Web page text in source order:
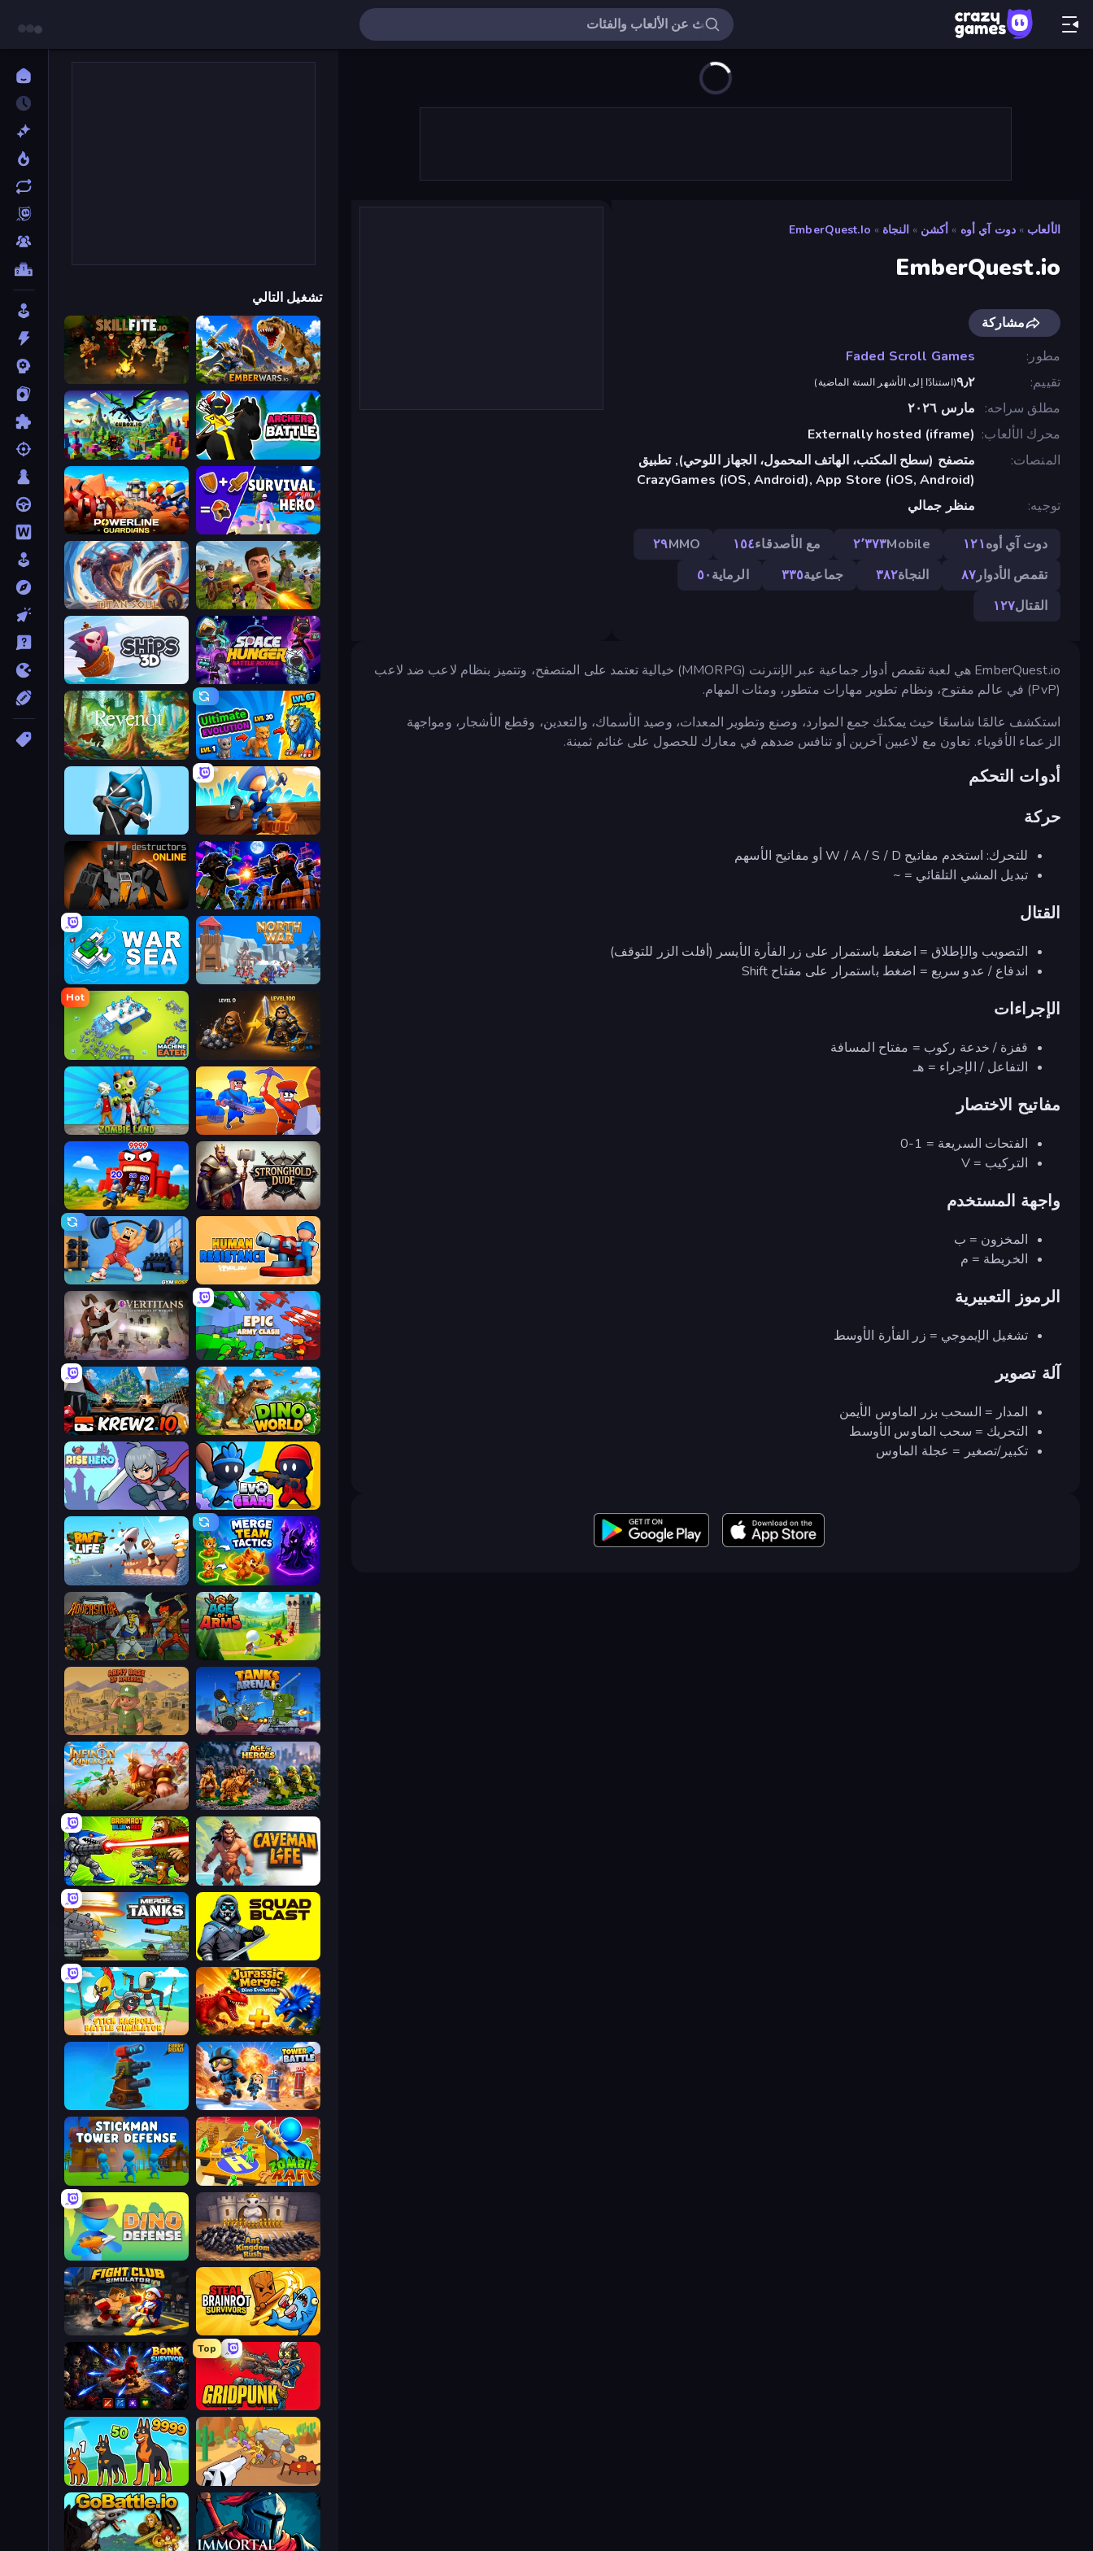
الألعاب » دوت آي أوه » أكشن » النجاة »
EmberQuest.io
EmberQuest.io
مشاركة
مطور
Faded Scroll Games
تقييم
٩٫٢(استنادًا إلى الأشهر الستة الماضية)
مطلق سراحه
مارس ٢٠٢٦
محرك الألعاب
Externally hosted (iframe)
المنصات
متصفح (سطح المكتب، الهاتف المحمول، الجهاز اللوحي), تطبيق
CrazyGames (iOS, Android), App Store (iOS, Android)
توجيه
منظر جمالي
دوت آي أوه١٢١ Mobile٢٬٣٧٣ مع الأصدقاء١٥٤ MMO٢٩
تقمص الأدوار٨٧ النجاة٣٨٢ جماعية٣٣٥ الرماية٥٠
القتال١٢٧
EmberQuest.io هي لعبة تقمص أدوار جماعية عبر الإنترنت (MMORPG) خيالية تعتمد على المتصفح، وتتميز بنظام لاعب ضد لاعب
(PvP) في عالم مفتوح، ونظام تطوير مهارات متطور، ومئات المهام.
استكشف عالمًا شاسعًا حيث يمكنك جمع الموارد، وصنع وتطوير المعدات، وصيد الأسماك، والتعدين، وقطع الأشجار، ومواجهة
الزعماء الأقوياء. تعاون مع لاعبين آخرين أو تنافس ضدهم في معارك للحصول على غنائم ثمينة.
أدوات التحكم
حركة
للتحرك: استخدم مفاتيح W / A / S / D أو مفاتيح الأسهم
تبديل المشي التلقائي = ~
القتال
التصويب والإطلاق = اضغط باستمرار على زر الفأرة الأيسر (أفلت الزر للتوقف)
اندفاع / عدو سريع = اضغط باستمرار على مفتاح Shift
الإجراءات
قفزة / خدعة ركوب = مفتاح المسافة
التفاعل / الإجراء = هـ
مفاتيح الاختصار
الفتحات السريعة = 1-0
التركيب = V
واجهة المستخدم
المخزون = ب
الخريطة = م
الرموز التعبيرية
تشغيل الإيموجي = زر الفأرة الأوسط
آلة تصوير
المدار = السحب بزر الماوس الأيمن
التحريك = سحب الماوس الأوسط
تكبير/تصغير = عجلة الماوس
تشغيل التالي
EmberWars.io
Skillfite.io
Archers Battle
Cubox.io
Powerline Guardians
Redcoats.io
Titan Soul: Action RPG
Space Hunger: Battle Royale
Ships 3D
Ultimate Evolution
Revenot
Captains Idle
Base Obby: Zombie Defense
Destructors Online
North War
War Sea
Gothic Story RPG
Hot
Machine Eater
Craft and Battle
Zombie Land
Stronghold Dude
TimeWarriors
Human Resistance
Gym Boss
Epic Army Clash
Overtitans: Destroyers of Worlds
Dino World
Krew.io
Evo Gears
Rise Hero
Merge Team Tactics
Raft Life
Age Of Arms
Adversator
Tanks Arena io: Craft & Combat
Army Base Of America
Age of Heroes
Infinity Kingdom
Caveman Life
Brainrot Blue Vs Red
SquadBlast
Merge Master Tanks: Tank Wars
Jurassic Merge: Dino Evolution
Stick Ragdoll Battle Simulator
Tower Battle
Furry Road
Zombie Raft
Ant Kingdom Rush
Dino Defense
Steal Brainrot Survivors
Fight Club Simulator
Top
Gridpunk - 3v3 Battle Royale
Bonk Survivor: Roguelike
Idle Gun Survivor
Dogs vs Aliens